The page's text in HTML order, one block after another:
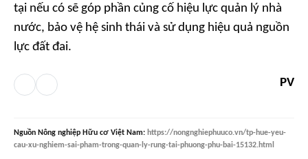
tại nếu có sẽ góp phần củng cố hiệu lực quản lý nhà
nước, bảo vệ hệ sinh thái và sử dụng hiệu quả nguồn
lực đất đai.
PV
Nguồn Nông nghiệp Hữu cơ Việt Nam: https://nongnghiephuuco.vn/tp-hue-yeu-
cau-xu-nghiem-sai-pham-trong-quan-ly-rung-tai-phuong-phu-bai-15132.html